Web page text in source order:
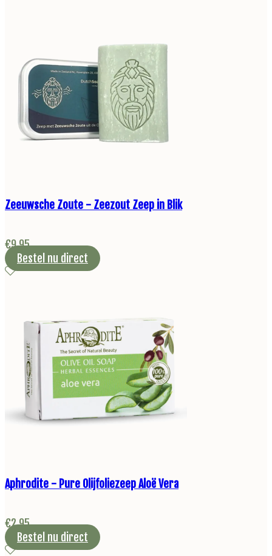
Zeeuwsche Zoute - Zeezout Zeep in Blik
€9,95
Bestel nu direct
Aphrodite - Pure Olijfoliezeep Aloë Vera
€2,95
Bestel nu direct